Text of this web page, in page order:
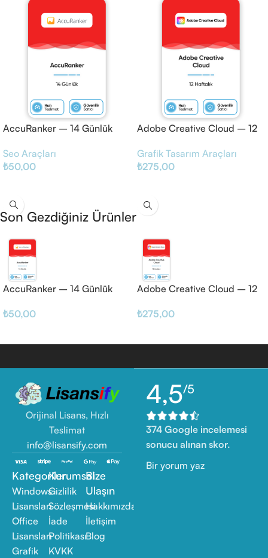
AccuRanker – 14 Günlük
Seo Araçları
₺50,00
Adobe Creative Cloud – 12
Grafik Tasarım Araçları
₺275,00
Son Gezdiğiniz Ürünler
AccuRanker – 14 Günlük
₺50,00
Adobe Creative Cloud – 12
₺275,00
Orijinal Lisans, Hızlı
Teslimat
info@lisansify.com
Kategoriler
Windows
Lisansları
Office
Lisansları
Grafik
Kurumsal
Gizlilik
Sözleşmesi
İade
Politikası
KVKK
Bize
Ulaşın
Hakkımızda
İletişim
Blog
4,5/5
374 Google incelemesi
sonucu alınan skor.
Bir yorum yaz